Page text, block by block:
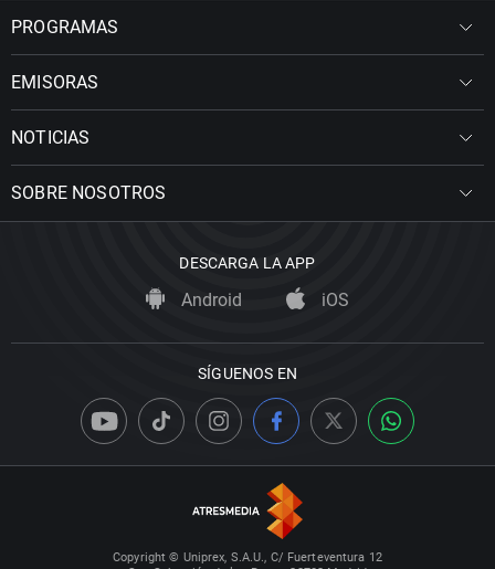
PROGRAMAS
EMISORAS
NOTICIAS
SOBRE NOSOTROS
DESCARGA LA APP
Android iOS
SÍGUENOS EN
Copyright © Uniprex, S.A.U., C/ Fuerteventura 12